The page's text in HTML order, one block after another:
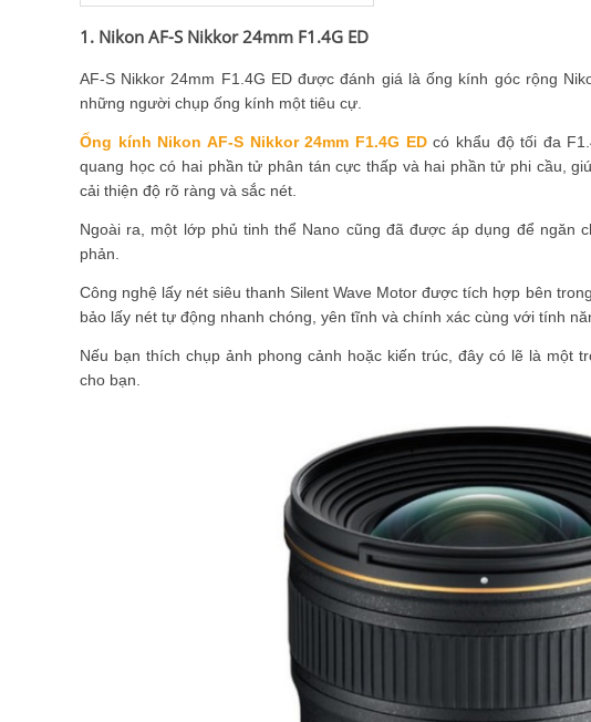
1. Nikon AF-S Nikkor 24mm F1.4G ED
AF-S Nikkor 24mm F1.4G ED được đánh giá là ống kính góc rộng
những người chụp ống kính một tiêu cự.
Ống kính Nikon AF-S Nikkor 24mm F1.4G ED có khẩu độ tối đa
quang học có hai phần tử phân tán cực thấp và hai phần tử phi cầu,
cải thiện độ rõ ràng và sắc nét.
Ngoài ra, một lớp phủ tinh thể Nano cũng đã được áp dụng để ngăn
phản.
Công nghệ lấy nét siêu thanh Silent Wave Motor được tích hợp bên
bảo lấy nét tự động nhanh chóng, yên tĩnh và chính xác cùng với tính
Nếu bạn thích chụp ảnh phong cảnh hoặc kiến ​​trúc, đây có lẽ là một
cho bạn.